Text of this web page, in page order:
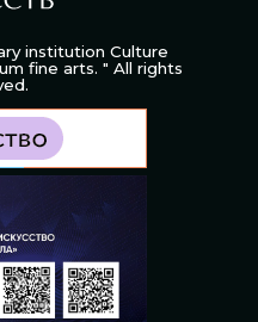
institution Culture
fine arts. " All rights